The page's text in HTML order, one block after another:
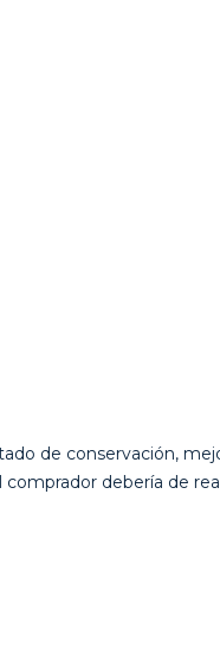
de conservación,
debería de